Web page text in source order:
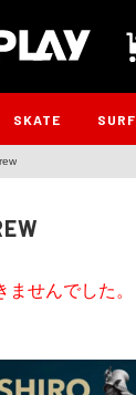
SKATE SURF
せんでした。